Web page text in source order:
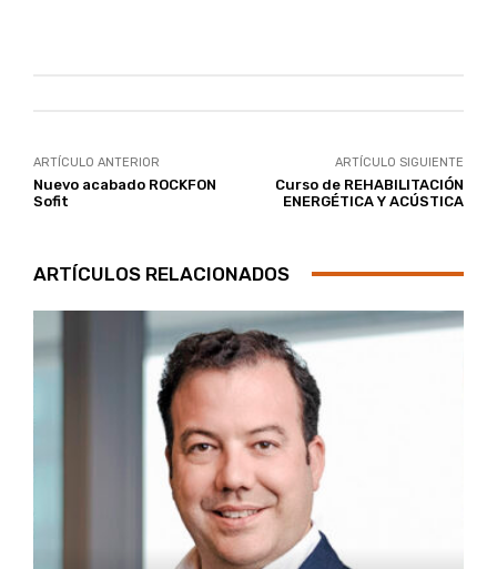
ARTÍCULO ANTERIOR
Nuevo acabado ROCKFON
Sofit
ARTÍCULO SIGUIENTE
Curso de REHABILITACIÓN
ENERGÉTICA Y ACÚSTICA
ARTÍCULOS RELACIONADOS